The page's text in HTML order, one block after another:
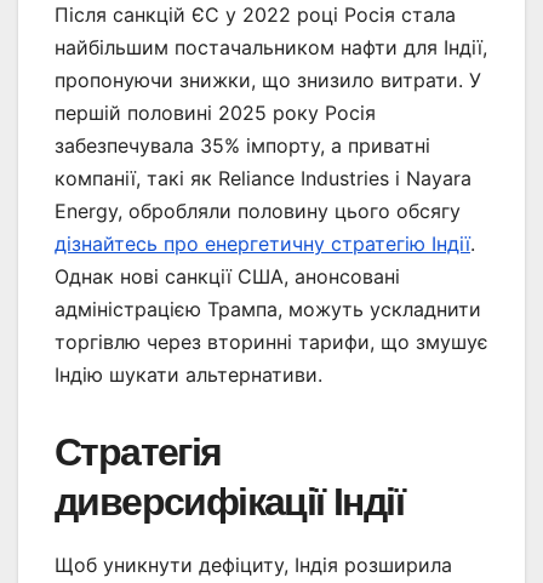
Після санкцій ЄС у 2022 році Росія стала
найбільшим постачальником нафти для Індії,
пропонуючи знижки, що знизило витрати. У
першій половині 2025 року Росія
забезпечувала 35% імпорту, а приватні
компанії, такі як Reliance Industries і Nayara
Energy, обробляли половину цього обсягу
дізнайтесь про енергетичну стратегію Індії.
Однак нові санкції США, анонсовані
адміністрацією Трампа, можуть ускладнити
торгівлю через вторинні тарифи, що змушує
Індію шукати альтернативи.
Стратегія
диверсифікації Індії
Щоб уникнути дефіциту, Індія розширила